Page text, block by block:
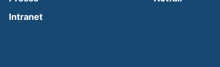
Intranet(external link, opens in a new window)